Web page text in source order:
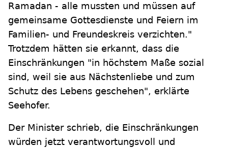
Ramadan - alle mussten und müssen auf
gemeinsame Gottesdienste und Feiern im
Familien- und Freundeskreis verzichten."
Trotzdem hätten sie erkannt, dass die
Einschränkungen "in höchstem Maße sozial
sind, weil sie aus Nächstenliebe und zum
Schutz des Lebens geschehen", erklärte
Seehofer.
Der Minister schrieb, die Einschränkungen
würden jetzt verantwortungsvoll und